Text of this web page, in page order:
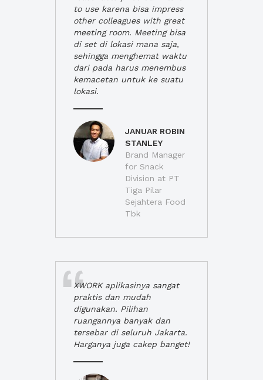
to use karena bisa impress
other colleagues with great
meeting room. Meeting bisa
di set di lokasi mana saja,
sehingga menghemat waktu
dari pada harus menembus
kemacetan untuk ke suatu
lokasi.
JANUAR ROBIN
STANLEY
Brand Manager
for Snack
Division at PT
Tiga Pilar
Sejahtera Food
Tbk
XWORK aplikasinya sangat
praktis dan mudah
digunakan. Pilihan
ruangannya banyak dan
tersebar di seluruh Jakarta.
Harganya juga cakep banget!